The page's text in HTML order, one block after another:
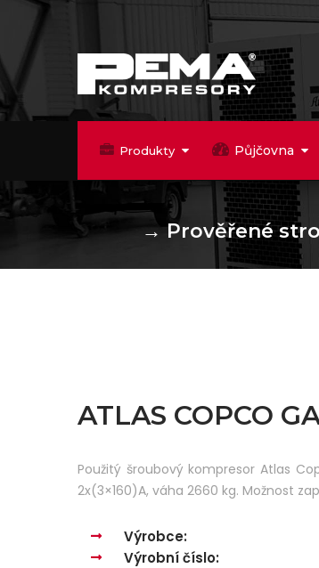
Produkty Půjčovna
→Prověřené
ATLAS COPCO
Použitý šroubový kompresor Atlas
2x(3×160)A, váha 2660 kg. Možnost
Výrobce:
Výrobní číslo: